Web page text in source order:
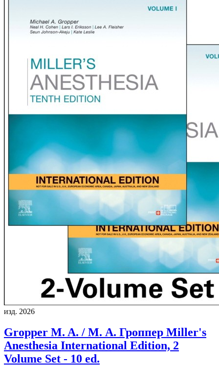
изд. 2026
Gropper M. A. / М. А. Гроппер Miller's
Anesthesia International Edition, 2
Volume Set - 10 ed.